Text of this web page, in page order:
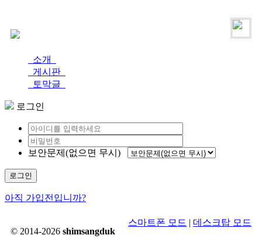
소개
게시판
토막글
로그인
보안문제(없으면 무시)
로그인
아직 가입전입니까?
© 2014-2026 shimsangduk
스마트폰 모드 | 데스크탑 모드